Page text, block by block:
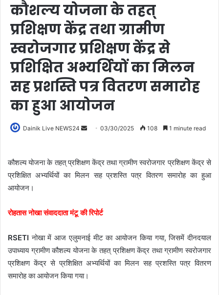
कौशल्य योजना के तहत्
प्रशिक्षण केंद्र तथा ग्रामीण
स्वरोजगार प्रशिक्षण केंद्र से
प्रशिक्षित अभ्यर्थियों का मिलन
सह प्रशस्ति पत्र वितरण समारोह
का हुआ आयोजन
Dainik Live NEWS24 03/30/2025 108 1 minute read
कौशल्य योजना के तहत् प्रशिक्षण केंद्र तथा ग्रामीण स्वरोजगार प्रशिक्षण केंद्र से
प्रशिक्षित अभ्यर्थियों का मिलन सह प्रशस्ति पत्र वितरण समारोह का हुआ
आयोजन।
रोहतास नोखा संवाददाता मंटू की रिपोर्ट
RSETI नोखा में आज एलुमनाई मीट का आयोजन किया गया, जिसमें दीनदयाल
उपाध्याय ग्रामीण कौशल्य योजना के तहत् प्रशिक्षण केंद्र तथा ग्रामीण स्वरोजगार
प्रशिक्षण केंद्र से प्रशिक्षित अभ्यर्थियों का मिलन सह प्रशस्ति पत्र वितरण
समारोह का आयोजन किया गया।